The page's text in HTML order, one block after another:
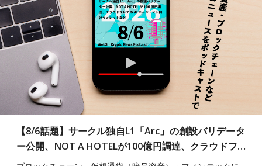
【8/6話題】サークル独自L1「Arc」の創設バリデータ
ー公開、NOT A HOTELが100億円調達、クラウドフ…